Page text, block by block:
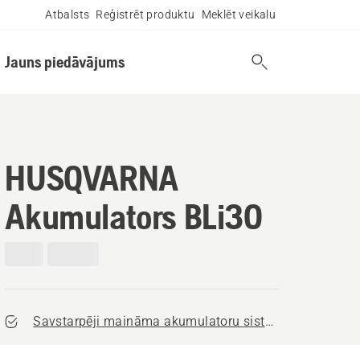
Atbalsts Reģistrēt produktu Meklēt veikalu
Jauns piedāvājums
HUSQVARNA
Akumulators BLi30
Savstarpēji maināma akumulatoru sistēma